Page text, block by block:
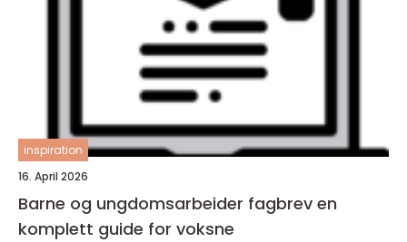
inspiration
16. April 2026
Barne og ungdomsarbeider fagbrev en
komplett guide for voksne